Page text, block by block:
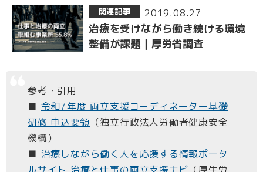
治療を受けながら働き続ける環境
整備が課題｜厚労省調査
2019.08.27
参考・引用
■ 令和7年度 両立支援コーディネーター基礎
研修 申込要領 （独立行政法人労働者健康安全
機構）
■ 治療しながら働く人を応援する情報ポータ